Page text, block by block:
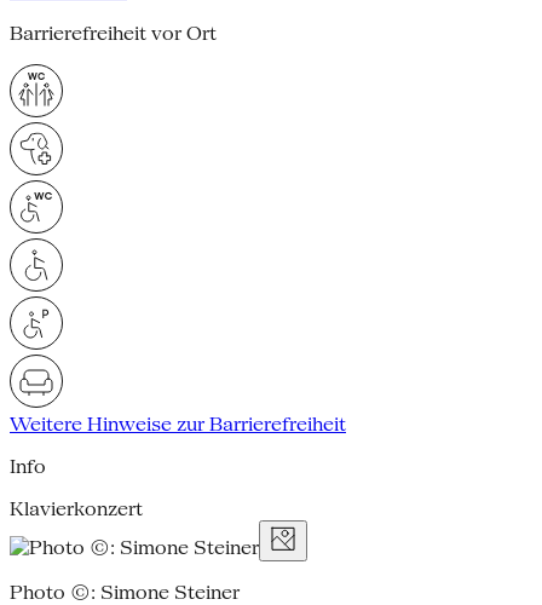
Barrierefreiheit vor Ort
Weitere Hinweise zur Barrierefreiheit
Info
Klavierkonzert
Photo ©: Simone Steiner